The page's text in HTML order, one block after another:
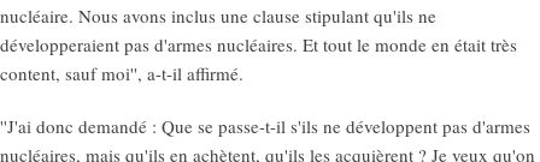
nucléaire. Nous avons inclus une clause stipulant qu'ils ne
développeraient pas d'armes nucléaires. Et tout le monde en était très
content, sauf moi'', a-t-il affirmé.
''J'ai donc demandé : Que se passe-t-il s'ils ne développent pas d'armes
nucléaires, mais qu'ils en achètent, qu'ils les acquièrent ? Je veux qu'on